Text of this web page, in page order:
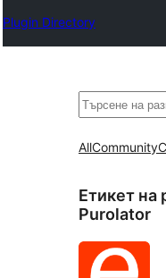
Plugin Directory
Търсене
AllCommunity
Етикет на
Purolator